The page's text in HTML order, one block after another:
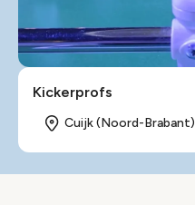
Kickerprofs
Cuijk (Noord-Brabant)